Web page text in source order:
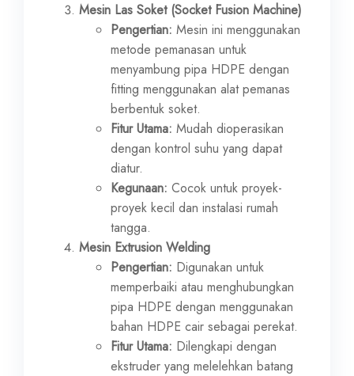
Mesin Las Soket (Socket Fusion Machine)
Pengertian: Mesin ini menggunakan
metode pemanasan untuk
menyambung pipa HDPE dengan
fitting menggunakan alat pemanas
berbentuk soket.
Fitur Utama: Mudah dioperasikan
dengan kontrol suhu yang dapat
diatur.
Kegunaan: Cocok untuk proyek-
proyek kecil dan instalasi rumah
tangga.
Mesin Extrusion Welding
Pengertian: Digunakan untuk
memperbaiki atau menghubungkan
pipa HDPE dengan menggunakan
bahan HDPE cair sebagai perekat.
Fitur Utama: Dilengkapi dengan
ekstruder yang melelehkan batang